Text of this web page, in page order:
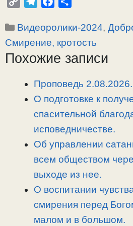
p
y
L
l
e
g
a
c
e
b
п
р
а
Рубрики
Видеоролики-2024,
Смирение, кротость
Похожие записи
Проповедь 2.08.2026.
О подготовке к
спасительной
исповедничестве.
Об управлении
всем обществом
выходе из нее.
О воспитании
смирения перед
малом и в большом.